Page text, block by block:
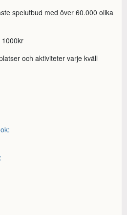
spelutbud med över 60.000 olika
1000kr
och aktiviteter varje kväll